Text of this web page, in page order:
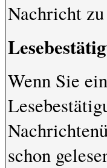
Nachricht
Wenn Sie
schon